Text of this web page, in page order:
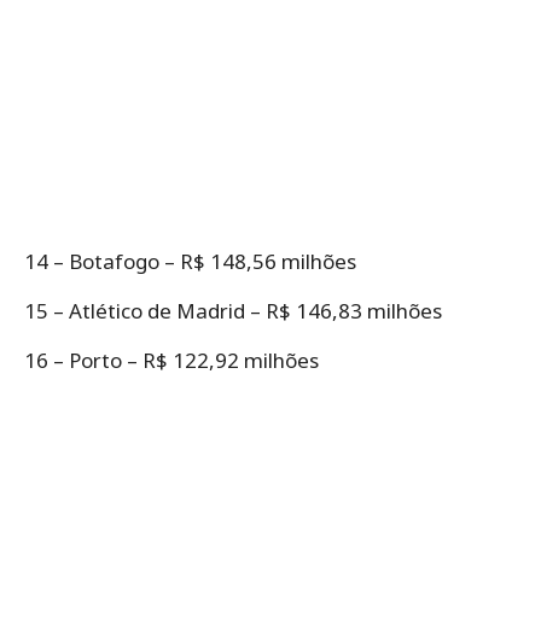
14 – Botafogo – R$ 148,56 milhões
15 – Atlético de Madrid – R$ 146,83 milhões
16 – Porto – R$ 122,92 milhões